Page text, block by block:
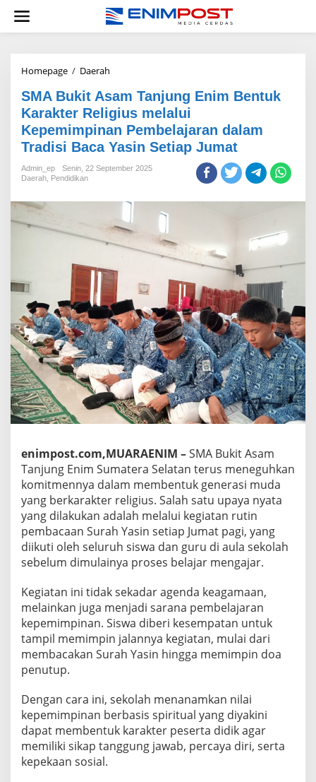
konten
Homepage / Daerah
Asam
Tanjung
Enim
Bentuk
Karakter
melalui
dalam
Tradisi
Baca
Yasin
Jumat
SMA Bukit Asam Tanjung Enim Bentuk
Karakter Religius melalui
Kepemimpinan Pembelajaran dalam
Tradisi Baca Yasin Setiap Jumat
Admin_ep
Senin, 22 September 2025
Daerah Pendidikan
enimpost.com,MUARAENIM –SMA Bukit Asam
Tanjung Enim Sumatera Selatan terus meneguhkan
komitmennya dalam membentuk generasi muda
yang berkarakter religius. Salah satu upaya nyata
yang dilakukan adalah melalui kegiatan rutin
pembacaan Surah Yasin setiap Jumat pagi, yang
diikuti oleh seluruh siswa dan guru di aula sekolah
sebelum dimulainya proses belajar mengajar.
Kegiatan ini tidak sekadar agenda keagamaan,
melainkan juga menjadi sarana pembelajaran
kepemimpinan. Siswa diberi kesempatan untuk
tampil memimpin jalannya kegiatan, mulai dari
membacakan Surah Yasin hingga memimpin doa
penutup.
Dengan cara ini, sekolah menanamkan nilai
kepemimpinan berbasis spiritual yang diyakini
dapat membentuk karakter peserta didik agar
memiliki sikap tanggung jawab, percaya diri, serta
kepekaan sosial.